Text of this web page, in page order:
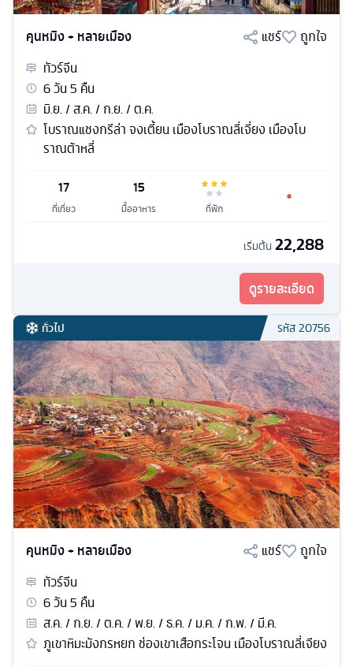
คุนหมิง + หลายเมือง แชร์
ถูกใจ
ทัวร์จีน
6วัน5 คืน
มิ.ย. / ส.ค. / ก.ย. / ต.ค.
โบราณแชงกรีล่า จงเตี้ยน เมืองโบราณลี่เจี่ยง เมืองโบ
ราณต้าหลี่
17
ที่เที่ยว
15
มื้ออาหาร ที่พัก
เริ่มต้น 22,288
ดูรายละเอียด
ทั่วไป รหัส20756
คุนหมิง + หลายเมือง แชร์
ถูกใจ
ทัวร์จีน
6วัน5 คืน
ส.ค. / ก.ย. / ต.ค. / พ.ย. / ธ.ค. / ม.ค. / ก.พ. / มี.ค.
ภูเขาหิมะมังกรหยก ช่องเขาเสือกระโจน เมืองโบราณลี่เจียง